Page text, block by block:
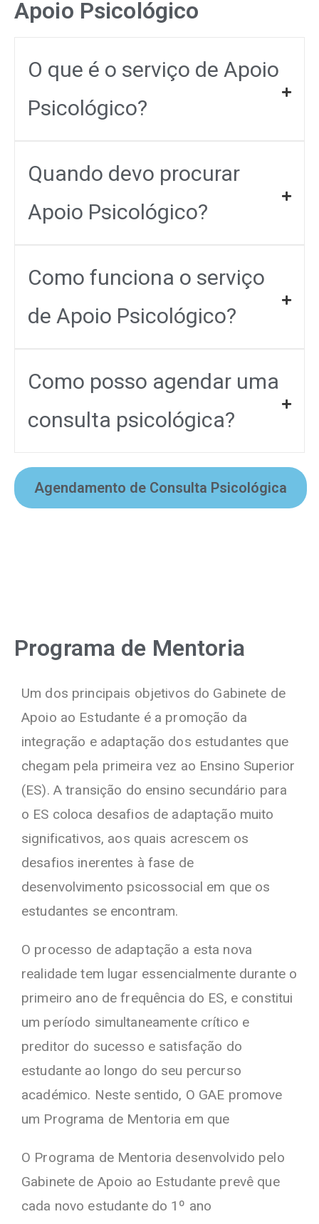
Apoio Psicológico
O que é o serviço de Apoio
Psicológico?
Quando devo procurar
Apoio Psicológico?
Como funciona o serviço
de Apoio Psicológico?
Como posso agendar uma
consulta psicológica?
Agendamento de Consulta Psicológica
Programa de Mentoria
Um dos principais objetivos do Gabinete de
Apoio ao Estudante é a promoção da
integração e adaptação dos estudantes que
chegam pela primeira vez ao Ensino Superior
(ES). A transição do ensino secundário para
o ES coloca desafios de adaptação muito
significativos, aos quais acrescem os
desafios inerentes à fase de
desenvolvimento psicossocial em que os
estudantes se encontram.
O processo de adaptação a esta nova
realidade tem lugar essencialmente durante o
primeiro ano de frequência do ES, e constitui
um período simultaneamente crítico e
preditor do sucesso e satisfação do
estudante ao longo do seu percurso
académico. Neste sentido, O GAE promove
um Programa de Mentoria em que
O Programa de Mentoria desenvolvido pelo
Gabinete de Apoio ao Estudante prevê que
cada novo estudante do 1º ano